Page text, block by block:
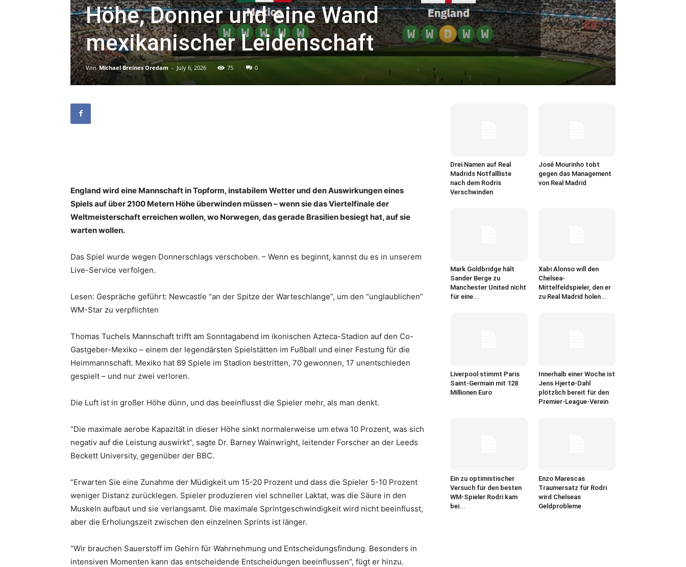
Höhe, Donner und eine Wand
mexikanischer Leidenschaft
Von Michael Breines Oredam - July 6, 2026 75 0
England wird eine Mannschaft in Topform, instabilem Wetter und den Auswirkungen eines
Spiels auf über 2100 Metern Höhe überwinden müssen – wenn sie das Viertelfinale der
Weltmeisterschaft erreichen wollen, wo Norwegen, das gerade Brasilien besiegt hat, auf sie
warten wollen.
Das Spiel wurde wegen Donnerschlags verschoben. – Wenn es beginnt, kannst du es in unserem
Live-Service verfolgen.
Lesen: Gespräche geführt: Newcastle “an der Spitze der Warteschlange”, um den “unglaublichen”
WM-Star zu verpflichten
Thomas Tuchels Mannschaft trifft am Sonntagabend im ikonischen Azteca-Stadion auf den Co-
Gastgeber-Mexiko – einem der legendärsten Spielstätten im Fußball und einer Festung für die
Heimmannschaft. Mexiko hat 89 Spiele im Stadion bestritten, 70 gewonnen, 17 unentschieden
gespielt – und nur zwei verloren.
Die Luft ist in großer Höhe dünn, und das beeinflusst die Spieler mehr, als man denkt.
“Die maximale aerobe Kapazität in dieser Höhe sinkt normalerweise um etwa 10 Prozent, was sich
negativ auf die Leistung auswirkt”, sagte Dr. Barney Wainwright, leitender Forscher an der Leeds
Beckett University, gegenüber der BBC.
“Erwarten Sie eine Zunahme der Müdigkeit um 15-20 Prozent und dass die Spieler 5-10 Prozent
weniger Distanz zurücklegen. Spieler produzieren viel schneller Laktat, was die Säure in den
Muskeln aufbaut und sie verlangsamt. Die maximale Sprintgeschwindigkeit wird nicht beeinflusst,
aber die Erholungszeit zwischen den einzelnen Sprints ist länger.
“Wir brauchen Sauerstoff im Gehirn für Wahrnehmung und Entscheidungsfindung. Besonders in
intensiven Momenten kann das entscheidende Entscheidungen beeinflussen”, fügt er hinzu.
Drei Namen auf Real
Madrids Notfallliste
nach dem Rodris
Verschwinden
José Mourinho tobt
gegen das Management
von Real Madrid
Mark Goldbridge hält
Sander Berge zu
Manchester United nicht
für eine...
Xabi Alonso will den
Chelsea-
Mittelfeldspieler, den er
zu Real Madrid holen...
Liverpool stimmt Paris
Saint-Germain mit 128
Millionen Euro
Innerhalb einer Woche ist
Jens Hjertø-Dahl
plötzlich bereit für den
Premier-League-Verein
Ein zu optimistischer
Versuch für den besten
WM-Spieler Rodri kam
bei...
Enzo Marescas
Traumersatz für Rodri
wird Chelseas
Geldprobleme